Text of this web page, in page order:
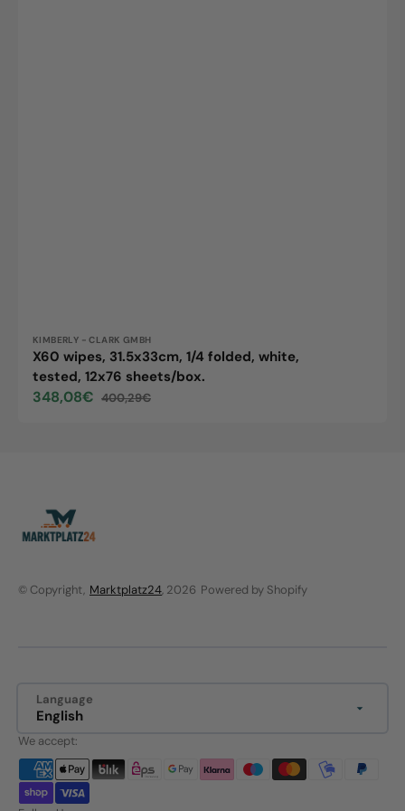
Vendor:
KIMBERLY - CLARK GMBH
X60 wipes, 31.5x33cm, 1/4 folded, white,
tested, 12x76 sheets/box.
Sale
348,08€
Regular
400,29€
© Copyright, Marktplatz24, 2026 Powered by Shopify
Language
English
We accept: